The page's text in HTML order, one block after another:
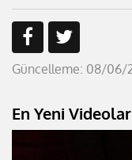
Güncelleme: 08/06/
En Yeni Videolar